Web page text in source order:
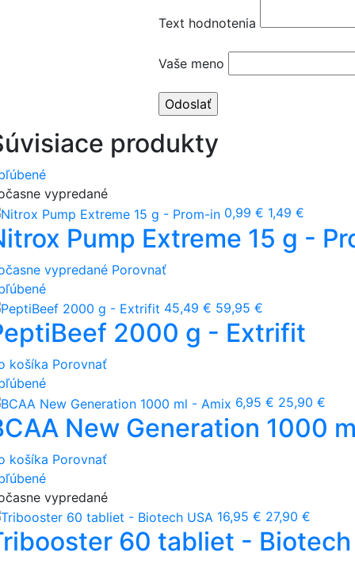
Text hodnotenia
Vaše meno
produkty
vypredané
0,99 € 1,49 €
Pump Extreme 15 g -
vypredané Porovnať
45,49 € 59,95 €
2000 g - Extrifit
košíka Porovnať
6,95 € 25,90 €
New Generation 1000
košíka Porovnať
vypredané
16,95 € 27,90 €
60 tabliet - Biotech